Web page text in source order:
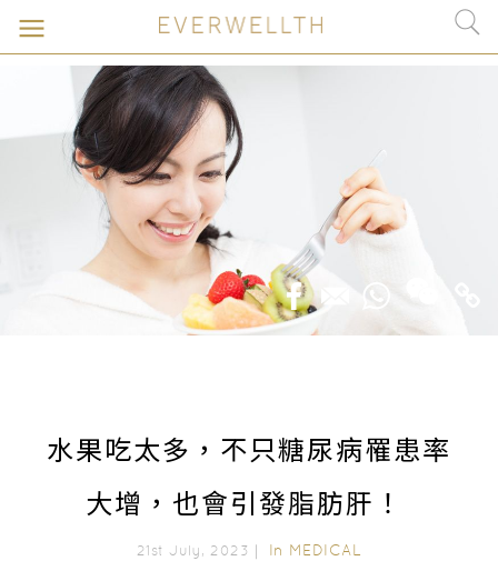
水果吃太多，不只糖尿病罹患率
大增，也會引發脂肪肝！
21st July, 2023｜ In MEDICAL